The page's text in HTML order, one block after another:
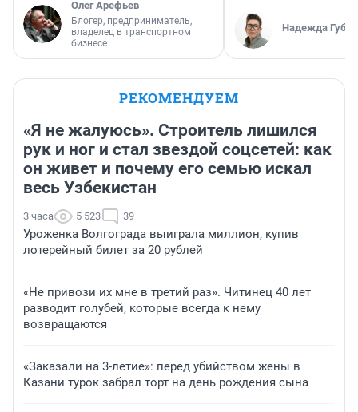
Олег Арефьев
Блогер, предприниматель,
владелец в транспортном
бизнесе
Надежда
РЕКОМЕНДУЕМ
«Я не жалуюсь». Строитель лишился
рук и ног и стал звездой соцсетей: как
он живет и почему его семью искал
весь Узбекистан
3 часа 5 523 39
Уроженка Волгограда выиграла миллион, купив
лотерейный билет за 20 рублей
«Не привози их мне в третий раз». Читинец 40 лет
разводит голубей, которые всегда к нему
возвращаются
«Заказали на 3-летие»: перед убийством жены в
Казани турок забрал торт на день рождения сына